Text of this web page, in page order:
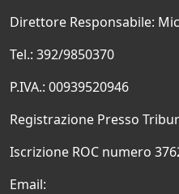
Direttore Responsabile:
Tel.: 392/9850370
P.IVA.: 00939520946
Registrazione Presso
Iscrizione ROC numero
Email: